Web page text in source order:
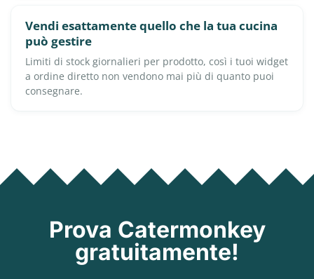
Vendi esattamente quello che la tua cucina
può gestire
Limiti di stock giornalieri per prodotto, così i tuoi widget
a ordine diretto non vendono mai più di quanto puoi
consegnare.
Prova Catermonkey
gratuitamente!